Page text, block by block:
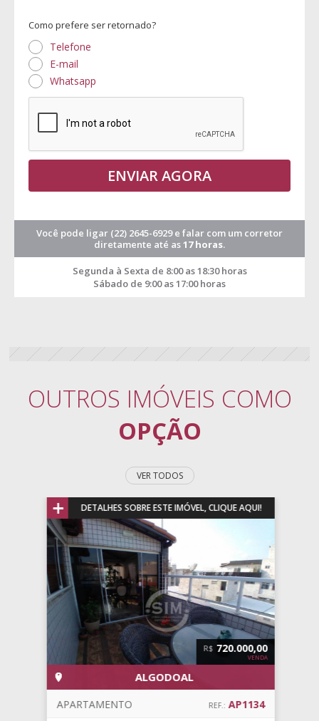
Como prefere ser retornado?
Telefone
E-mail
Whatsapp
ENVIAR AGORA
Você pode ligar (22) 2645-6929e falar com um corretor
diretamente até as17 horas.
Segunda à Sexta de 8:00 as 18:30 horas
Sábado de 9:00 as 17:00 horas
OUTROS IMÓVEIS COMO
OPÇÃO
VER TODOS
+ DETALHES SOBRE ESTE IMÓVEL, CLIQUE AQUI!
R$ 720.000,00
VENDA
ALGODOAL
REF.:AP1134
APARTAMENTO